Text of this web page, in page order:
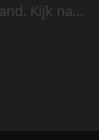
Kijk naar